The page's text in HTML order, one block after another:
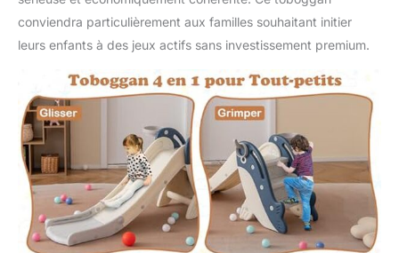
conviendra particulièrement aux familles souhaitant initier
leurs enfants à des jeux actifs sans investissement premium.